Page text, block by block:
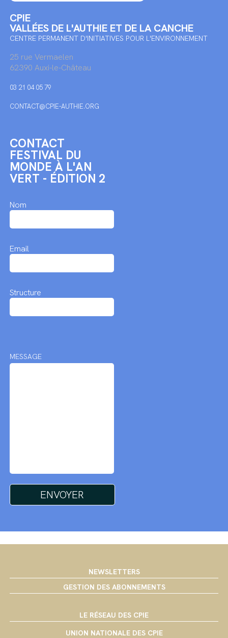
CPIE
VALLÉES DE L'AUTHIE ET DE LA CANCHE
CENTRE PERMANENT D'INITIATIVES POUR L'ENVIRONNEMENT
25 rue Vermaelen
62390 Auxi-le-Château
03 21 04 05 79
CONTACT@CPIE-AUTHIE.ORG
CONTACT
FESTIVAL DU
MONDE À L'AN
VERT - ÉDITION 2
Nom
Email
Structure
MESSAGE
NEWSLETTERS
GESTION DES ABONNEMENTS
LE RÉSEAU DES CPIE
UNION NATIONALE DES CPIE